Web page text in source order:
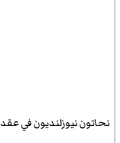
نحاتون نيوزلنديون في عقد 2070